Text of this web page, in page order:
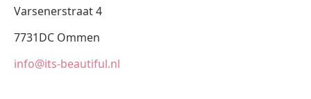
Varsenerstraat 4
7731DC Ommen
info@its-beautiful.nl